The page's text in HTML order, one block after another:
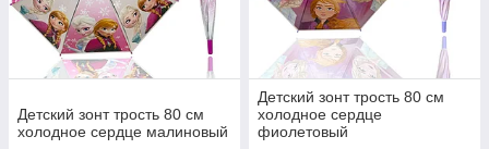
Детский зонт трость 80 см
холодное сердце малиновый
Детский зонт трость 80 см
холодное сердце
фиолетовый